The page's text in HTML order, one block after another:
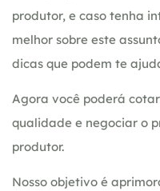
produtor, e caso tenha
melhor sobre este
dicas que podem te
Agora você poderá
qualidade e negociar o
produtor.
Nosso objetivo é